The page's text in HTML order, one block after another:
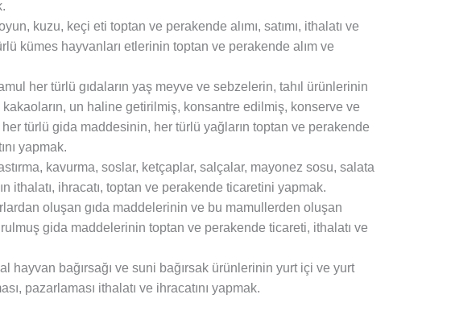
kuzu, keçi eti toptan ve perakende alımı, satımı, ithalatı ve
kümes hayvanları etlerinin toptan ve perakende alım ve
her türlü gıdaların yaş meyve ve sebzelerin, tahıl ürünlerinin
kakaoların, un haline getirilmiş, konsantre edilmiş, konserve ve
türlü gida maddesinin, her türlü yağların toptan ve perakende
yapmak.
kavurma, soslar, ketçaplar, salçalar, mayonez sosu, salata
ithalatı, ihracatı, toptan ve perakende ticaretini yapmak.
oluşan gıda maddelerinin ve bu mamullerden oluşan
gida maddelerinin toptan ve perakende ticareti, ithalatı ve
hayvan bağırsağı ve suni bağırsak ürünlerinin yurt içi ve yurt
pazarlaması ithalatı ve ihracatını yapmak.